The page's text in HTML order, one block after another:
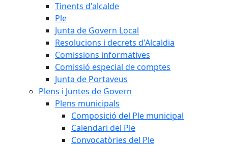
Tinents d'alcalde
Ple
Junta de Govern Local
Resolucions i decrets d'Alcaldia
Comissions informatives
Comissió especial de comptes
Junta de Portaveus
Plens i Juntes de Govern
Plens municipals
Composició del Ple municipal
Calendari del Ple
Convocatòries del Ple